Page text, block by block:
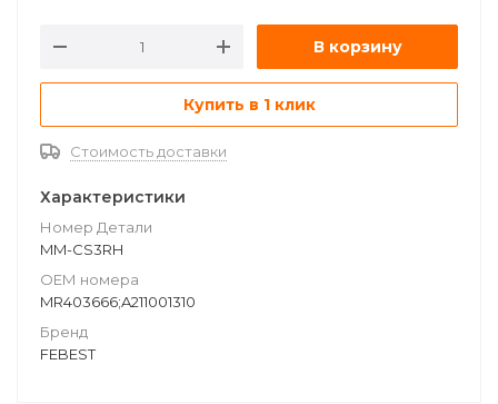
В корзину
Купить в 1 клик
Стоимость доставки
Характеристики
Номер Детали
MM-CS3RH
ОЕМ номера
MR403666;A211001310
Бренд
FEBEST